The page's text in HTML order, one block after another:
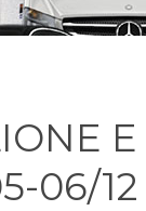
06/12